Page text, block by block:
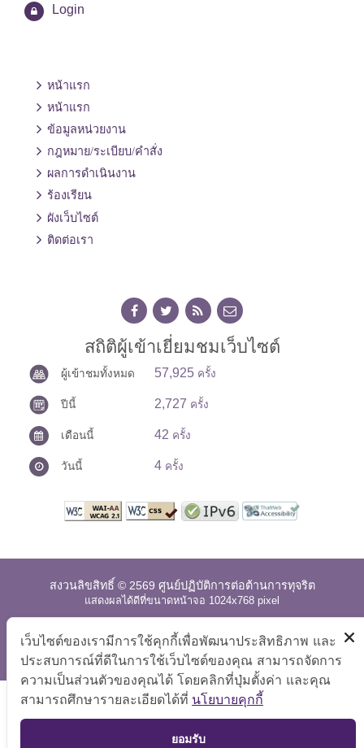
Login
หน้าแรก
หน้าแรก
ข้อมูลหน่วยงาน
กฎหมาย/ระเบียบ/คำสั่ง
ผลการดำเนินงาน
ร้องเรียน
ผังเว็บไซต์
ติดต่อเรา
สถิติผู้เข้าเยี่ยมชมเว็บไซต์
ผู้เข้าชมทั้งหมด 57,925 ครั้ง
ปีนี้ 2,727 ครั้ง
เดือนนี้ 42 ครั้ง
วันนี้ 4 ครั้ง
สงวนลิขสิทธิ์ © 2569 ศูนย์ปฏิบัติการต่อต้านการทุจริต
แสดงผลได้ดีที่ขนาดหน้าจอ 1024x768 pixel
แผนผังเว็บไซต์ คำถามที่พบบ่อย นโยบายเว็บไซต์
|
การปฏิเสธความรับผิด
TOP
เว็บไซต์ของเรามีการใช้คุกกี้เพื่อพัฒนาประสิทธิภาพ และ
ประสบการณ์ที่ดีในการใช้เว็บไซต์ของคุณ สามารถจัดการ
ความเป็นส่วนตัวของคุณได้ โดยคลิกที่ปุ่มตั้งค่า และคุณ
สามารถศึกษารายละเอียดได้ที่ นโยบายคุกกี้
ยอมรับ